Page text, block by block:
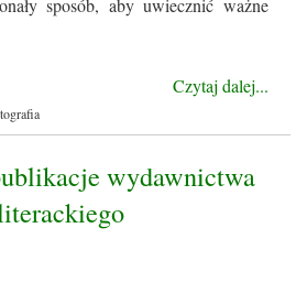
sposób, aby uwiecznić ważne
Czytaj dalej...